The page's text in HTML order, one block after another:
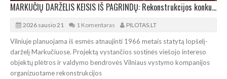
MARKUČIŲ DARŽELIS KEISIS IŠ PAGRINDŲ: Rekonstrukcijos konkursą laimėjo „Processoffice“
2026 sausio 21 1 Komentaras PILOTAS.LT
Vilniuje planuojama iš esmės atnaujinti 1966 metais statytą lopšelį-
darželį Markučiuose. Projektą vystančios sostinės viešojo intereso
objektų plėtros ir valdymo bendrovės Vilniaus vystymo kompanijos
organizuotame rekonstrukcijos